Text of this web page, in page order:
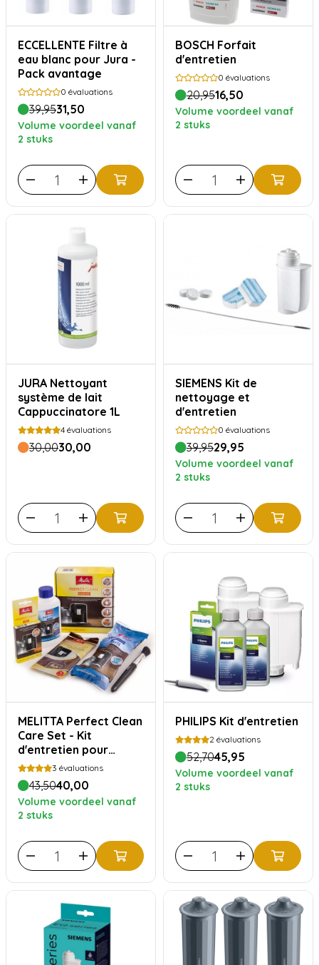
ECCELLENTE Filtre à
eau blanc pour Jura -
Pack avantage
0 évaluations
39,9531,50
Volume voordeel vanaf
2 stuks
BOSCH Forfait
d'entretien
0 évaluations
20,9516,50
Volume voordeel vanaf
2 stuks
JURA Nettoyant
système de lait
Cappuccinatore 1L
4 évaluations
30,0030,00
SIEMENS Kit de
nettoyage et
d'entretien
0 évaluations
39,9529,95
Volume voordeel vanaf
2 stuks
MELITTA Perfect Clean
Care Set - Kit
d'entretien pour
machines à café
automatiques
3 évaluations
43,5040,00
Volume voordeel vanaf
2 stuks
PHILIPS Kit d'entretien
2 évaluations
52,7045,95
Volume voordeel vanaf
2 stuks